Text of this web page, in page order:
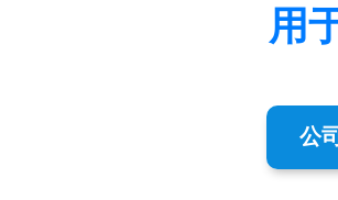
用
公